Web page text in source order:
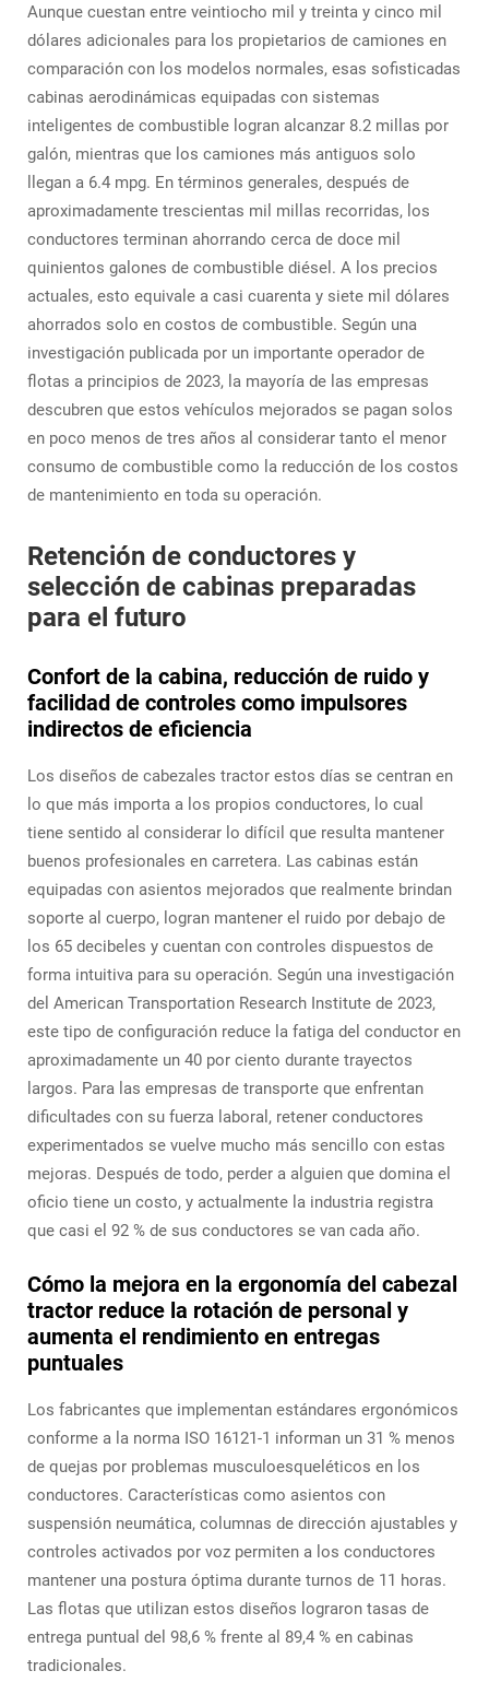
Aunque cuestan entre veintiocho mil y treinta y cinco mil
dólares adicionales para los propietarios de camiones en
comparación con los modelos normales, esas sofisticadas
cabinas aerodinámicas equipadas con sistemas
inteligentes de combustible logran alcanzar 8.2 millas por
galón, mientras que los camiones más antiguos solo
llegan a 6.4 mpg. En términos generales, después de
aproximadamente trescientas mil millas recorridas, los
conductores terminan ahorrando cerca de doce mil
quinientos galones de combustible diésel. A los precios
actuales, esto equivale a casi cuarenta y siete mil dólares
ahorrados solo en costos de combustible. Según una
investigación publicada por un importante operador de
flotas a principios de 2023, la mayoría de las empresas
descubren que estos vehículos mejorados se pagan solos
en poco menos de tres años al considerar tanto el menor
consumo de combustible como la reducción de los costos
de mantenimiento en toda su operación.
Retención de conductores y
selección de cabinas preparadas
para el futuro
Confort de la cabina, reducción de ruido y
facilidad de controles como impulsores
indirectos de eficiencia
Los diseños de cabezales tractor estos días se centran en
lo que más importa a los propios conductores, lo cual
tiene sentido al considerar lo difícil que resulta mantener
buenos profesionales en carretera. Las cabinas están
equipadas con asientos mejorados que realmente brindan
soporte al cuerpo, logran mantener el ruido por debajo de
los 65 decibeles y cuentan con controles dispuestos de
forma intuitiva para su operación. Según una investigación
del American Transportation Research Institute de 2023,
este tipo de configuración reduce la fatiga del conductor en
aproximadamente un 40 por ciento durante trayectos
largos. Para las empresas de transporte que enfrentan
dificultades con su fuerza laboral, retener conductores
experimentados se vuelve mucho más sencillo con estas
mejoras. Después de todo, perder a alguien que domina el
oficio tiene un costo, y actualmente la industria registra
que casi el 92 % de sus conductores se van cada año.
Cómo la mejora en la ergonomía del cabezal
tractor reduce la rotación de personal y
aumenta el rendimiento en entregas
puntuales
Los fabricantes que implementan estándares ergonómicos
conforme a la norma ISO 16121-1 informan un 31 % menos
de quejas por problemas musculoesqueléticos en los
conductores. Características como asientos con
suspensión neumática, columnas de dirección ajustables y
controles activados por voz permiten a los conductores
mantener una postura óptima durante turnos de 11 horas.
Las flotas que utilizan estos diseños lograron tasas de
entrega puntual del 98,6 % frente al 89,4 % en cabinas
tradicionales.